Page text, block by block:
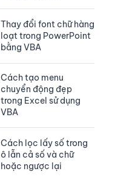
Thay đổi font chữ hàng
loạt trong PowerPoint
bằng VBA
Cách tạo menu
chuyển động đẹp
trong Excel sử dụng
VBA
Cách lọc lấy số trong
ô lẫn cả số và chữ
hoặc ngược lại